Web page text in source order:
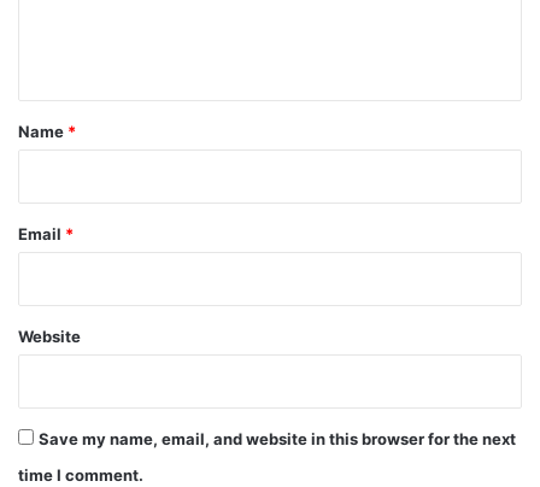
*
Name *
Email *
Website
Save my name, email, and website in this browser for the next
time I comment.